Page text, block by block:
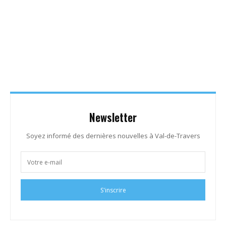
Newsletter
Soyez informé des dernières nouvelles à Val-de-Travers
S'inscrire